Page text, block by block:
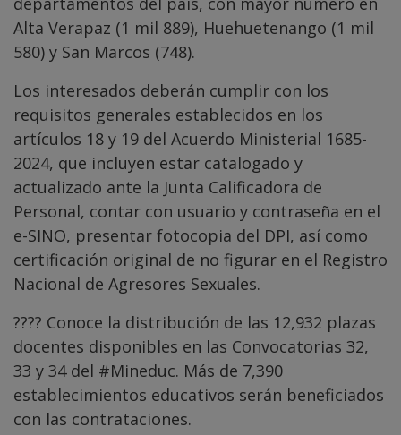
Alta Verapaz (1 mil 889), Huehuetenango (1 mil
580) y San Marcos (748).
Los interesados deberán cumplir con los
requisitos generales establecidos en los
artículos 18 y 19 del Acuerdo Ministerial 1685-
2024, que incluyen estar catalogado y
actualizado ante la Junta Calificadora de
Personal, contar con usuario y contraseña en el
e-SINO, presentar fotocopia del DPI, así como
certificación original de no figurar en el Registro
Nacional de Agresores Sexuales.
???? Conoce la distribución de las 12,932 plazas
docentes disponibles en las Convocatorias 32,
33 y 34 del #Mineduc. Más de 7,390
establecimientos educativos serán beneficiados
con las contrataciones.